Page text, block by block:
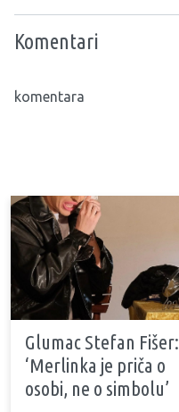
Komentari
komentara
Glumac Stefan Fišer:
‘Merlinka je priča o
osobi, ne o simbolu’